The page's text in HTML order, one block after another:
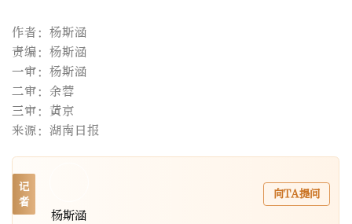
作者：杨斯涵
责编：杨斯涵
一审：杨斯涵
二审：余蓉
三审：黄京
来源：湖南日报
记
者
杨斯涵
向TA提问